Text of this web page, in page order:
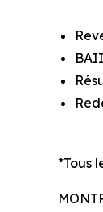
*Tous